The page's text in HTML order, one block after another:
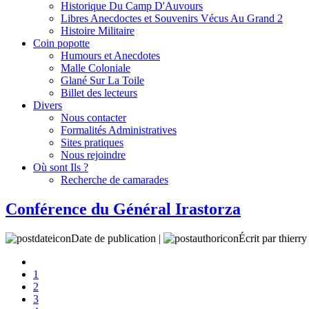
Historique Du Camp D'Auvours
Libres Anecdoctes et Souvenirs Vécus Au Grand 2
Histoire Militaire
Coin popotte
Humours et Anecdotes
Malle Coloniale
Glané Sur La Toile
Billet des lecteurs
Divers
Nous contacter
Formalités Administratives
Sites pratiques
Nous rejoindre
Où sont Ils ?
Recherche de camarades
Conférence du Général Irastorza
Date de publication | Écrit par thierry
1
2
3